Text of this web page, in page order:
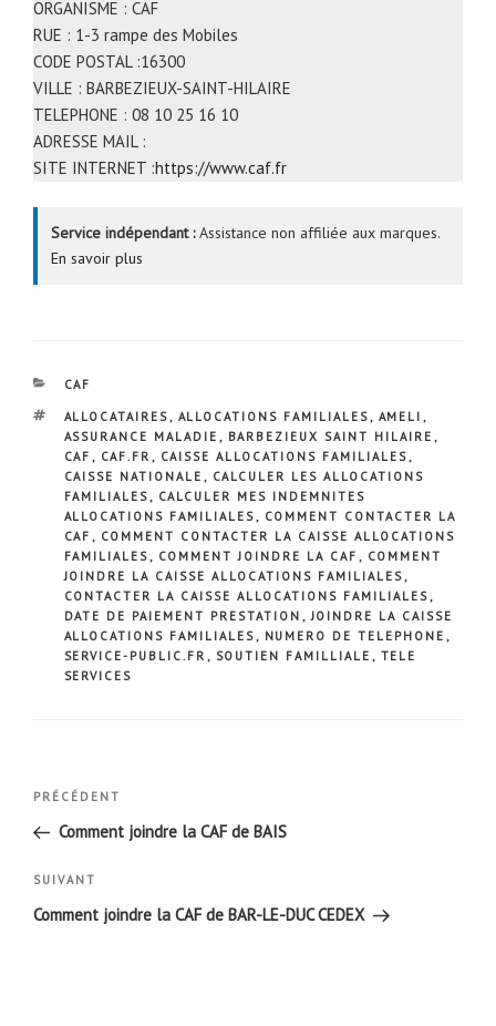
ORGANISME : CAF
RUE : 1-3 rampe des Mobiles
CODE POSTAL :16300
VILLE : BARBEZIEUX-SAINT-HILAIRE
TELEPHONE : 08 10 25 16 10
ADRESSE MAIL :
SITE INTERNET :https://www.caf.fr
Service indépendant :Assistance non affiliée aux marques.
En savoir plus
CATÉGORIES
CAF
ÉTIQUETTES
ALLOCATAIRES, ALLOCATIONS FAMILIALES, AMELI ,
ASSURANCE MALADIE , BARBEZIEUX SAINT HILAIRE ,
CAF , CAF.FR , CAISSE ALLOCATIONS FAMILIALES,
CAISSE NATIONALE , CALCULER LES ALLOCATIONS
FAMILIALES, CALCULER MES INDEMNITES
ALLOCATIONS FAMILIALES, COMMENT CONTACTER LA
CAF , COMMENT CONTACTER LA CAISSE ALLOCATIONS
FAMILIALES, COMMENT JOINDRE LA CAF , COMMENT
JOINDRE LA CAISSE ALLOCATIONS FAMILIALES,
CONTACTER LA CAISSE ALLOCATIONS FAMILIALES,
DATE DE PAIEMENT PRESTATION ,JOINDRE LA CAISSE
ALLOCATIONS FAMILIALES, NUMERO DE TELEPHONE ,
SERVICE-PUBLIC.FR , SOUTIEN FAMILLIALE , TELE
SERVICES
Navigation
l’article
Article
précédent
PRÉCÉDENT
Comment joindre la CAF de BAIS
Article
suivant
SUIVANT
Comment joindre la CAF de BAR-LE-DUC CEDEX